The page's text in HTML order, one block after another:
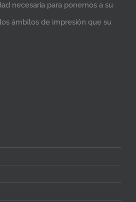
necesaria para ponernos a su
ámbitos de impresión que su